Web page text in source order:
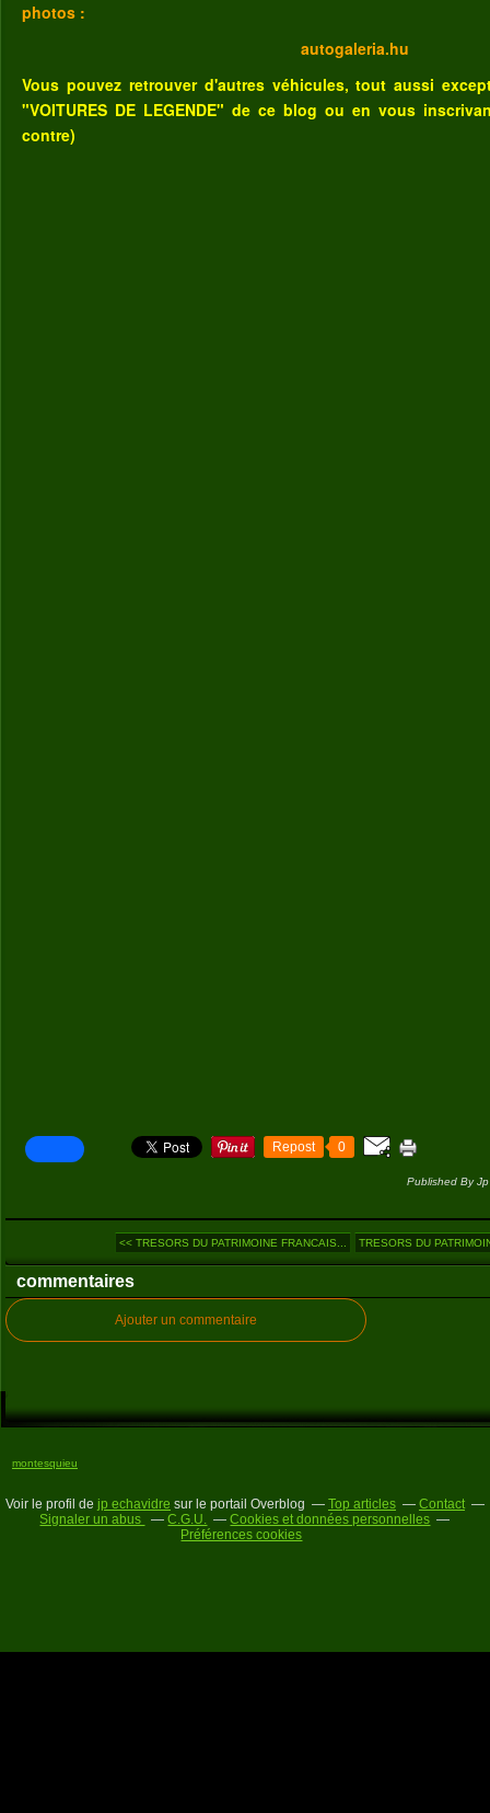
photos :
autogaleria.hu
Vous pouvez retrouver d'autres véhicules, tout aussi
"VOITURES DE LEGENDE" de ce blog ou en vous
contre)
Repost 0
Published By
<< TRESORS DU PATRIMOINE FRANCAIS... TRESORS DU
commentaires
Ajouter un commentaire
montesquieu
Voir le profil de jp echavidre sur le portail Overblog Top articles
Contact
Signaler un abus
C.G.U.
Cookies et données personnelles
Préférences cookies